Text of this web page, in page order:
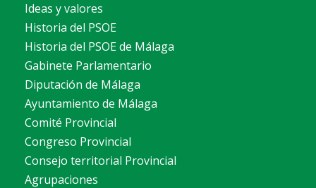
Ideas y valores
Historia del PSOE
Historia del PSOE de Málaga
Gabinete Parlamentario
Diputación de Málaga
Ayuntamiento de Málaga
Comité Provincial
Congreso Provincial
Consejo territorial Provincial
Agrupaciones